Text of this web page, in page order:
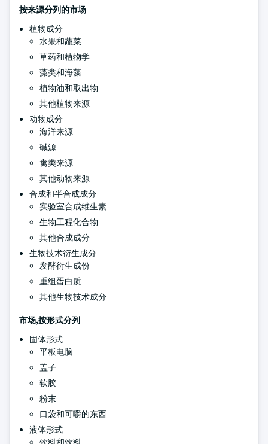
按来源分列的市场
植物成分
水果和蔬菜
草药和植物学
藻类和海藻
植物油和取出物
其他植物来源
动物成分
海洋来源
碱源
禽类来源
其他动物来源
合成和半合成成分
实验室合成维生素
生物工程化合物
其他合成成分
生物技术衍生成分
发酵衍生成份
重组蛋白质
其他生物技术成分
市场,按形式分列
固体形式
平板电脑
盖子
软胶
粉末
口袋和可嚼的东西
液体形式